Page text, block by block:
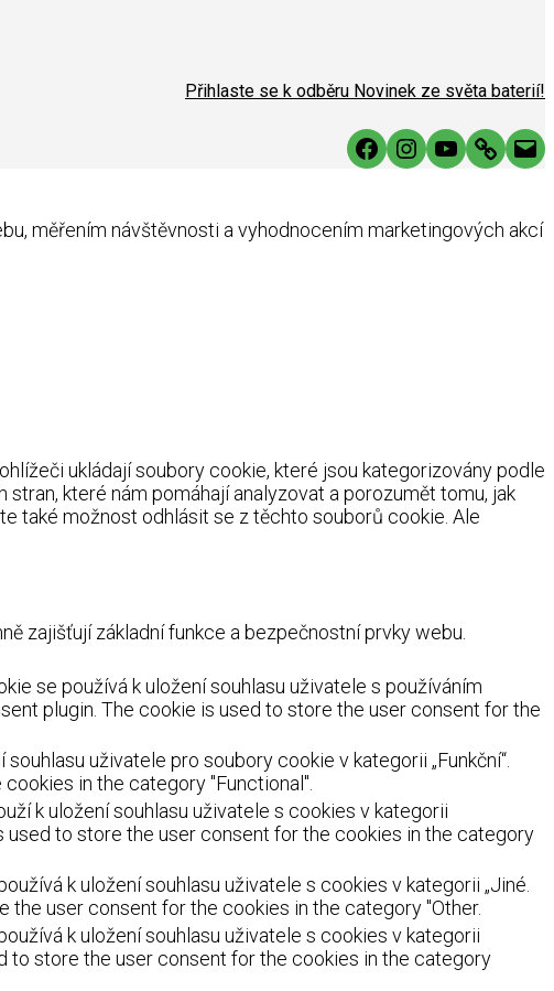
Přihlaste se k odběru Novinek ze světa baterií!
Facebook
Instagram
YouTube
Link
měřením návštěvnosti a vyhodnocením marketingových akcí
ukládají soubory cookie, které jsou kategorizovány podle
které nám pomáhají analyzovat a porozumět tomu, jak
také možnost odhlásit se z těchto souborů cookie. Ale
zajišťují základní funkce a bezpečnostní prvky webu.
se používá k uložení souhlasu uživatele s používáním
plugin. The cookie is used to store the user consent for the
uživatele pro soubory cookie v kategorii „Funkční“.
in the category "Functional".
k uložení souhlasu uživatele s cookies v kategorii
used to store the user consent for the cookies in the category
k uložení souhlasu uživatele s cookies v kategorii „Jiné.
the user consent for the cookies in the category "Other.
k uložení souhlasu uživatele s cookies v kategorii
to store the user consent for the cookies in the category